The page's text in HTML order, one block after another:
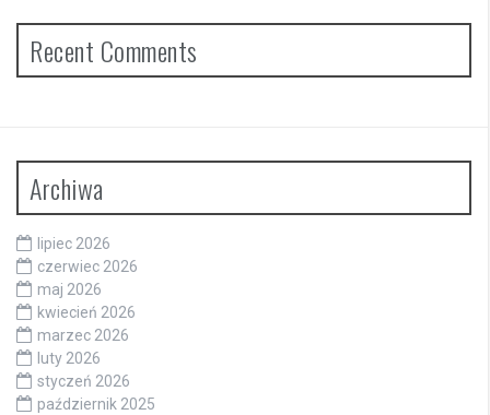
Recent Comments
Archiwa
lipiec 2026
czerwiec 2026
maj 2026
kwiecień 2026
marzec 2026
luty 2026
styczeń 2026
październik 2025